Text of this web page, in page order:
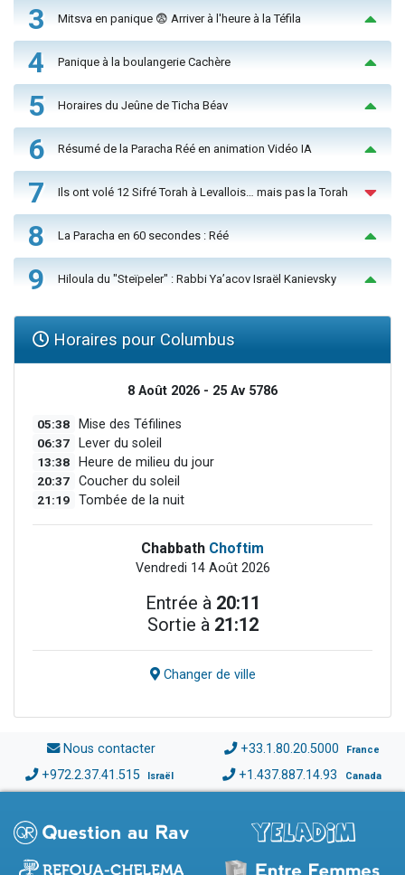
3 Mitsva en panique 😨 Arriver à l'heure à la Téfila
4 Panique à la boulangerie Cachère
5 Horaires du Jeûne de Ticha Béav
6 Résumé de la Paracha Réé en animation Vidéo IA
7 Ils ont volé 12 Sifré Torah à Levallois… mais pas la Torah
8 La Paracha en 60 secondes : Réé
9 Hiloula du "Steïpeler" : Rabbi Ya’acov Israël Kanievsky
Horaires pour Columbus
8 Août 2026 - 25 Av 5786
05:38 Mise des Téfilines
06:37 Lever du soleil
13:38 Heure de milieu du jour
20:37 Coucher du soleil
21:19 Tombée de la nuit
Chabbath Choftim
Vendredi 14 Août 2026
Entrée à 20:11
Sortie à 21:12
Changer de ville
Nous contacter +33.1.80.20.5000 France
+972.2.37.41.515 Israël +1.437.887.14.93 Canada